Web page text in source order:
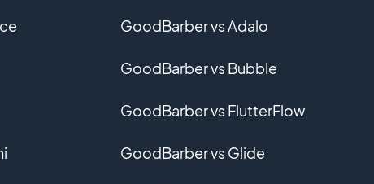
GoodBarber vs Adalo
GoodBarber vs Bubble
GoodBarber vs FlutterFlow
GoodBarber vs Glide